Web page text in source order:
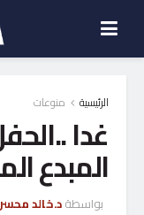
الرئيسية منوعات
غدا
المبدع
بواسطةد.خالد